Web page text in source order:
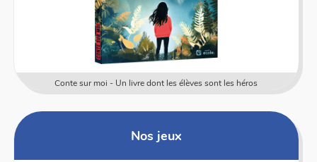
Conte sur moi - Un livre dont les élèves sont les héros
Nos jeux